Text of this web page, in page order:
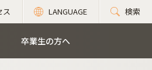
ス LANGUAGE 検索
卒業生の方へ